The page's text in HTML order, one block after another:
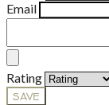
Email
Rating
SAVE